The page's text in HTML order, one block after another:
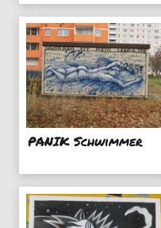
PANIK Schwimmer